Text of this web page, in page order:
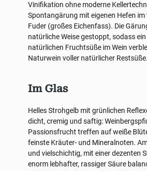
Vinifikation ohne moderne
Spontangärung mit eigenen Hefen
Fuder (großes Eichenfass). Die
natürliche Weise gestoppt, sodass ein
natürlichen Fruchtsüße im Wein
Naturwein voller natürlicher Restsüße.
Im Glas
Helles Strohgelb mit grünlichen
dicht, cremig und saftig:
Passionsfrucht treffen auf weiße
feinste Kräuter- und Mineralnoten.
und vielschichtig, mit einer dezenten
enorm lebhafter, rassiger Säure